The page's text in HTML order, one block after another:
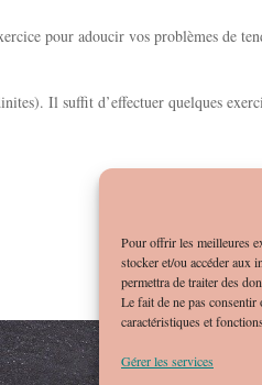
Pour offrir les meilleures
stocker et/ou accéder aux
permettra de traiter des
Le fait de ne pas consentir
caractéristiques et
Gérer les services
pour adoucir vos problèmes de
Il suffit d’effectuer quelques